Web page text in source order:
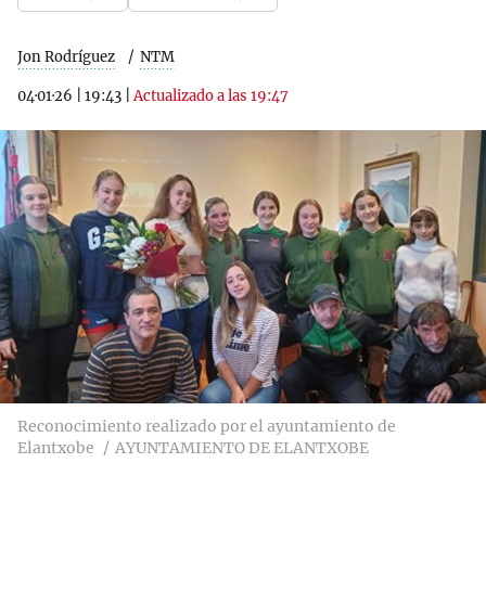
Jon Rodríguez NTM
04·01·26 19:43 |Actualizado a las 19:47
Reconocimiento realizado por el ayuntamiento de
Elantxobe
AYUNTAMIENTO DE ELANTXOBE